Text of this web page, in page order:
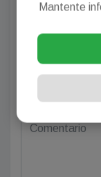
(Su email no
Mantente